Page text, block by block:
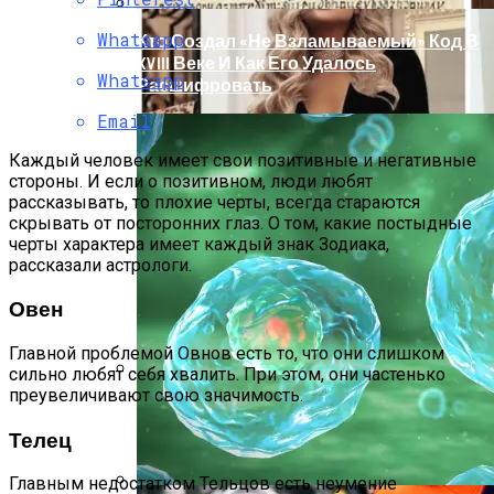
Раскрась Свой Год: Какой Цвет
Принесет Тебе Успех В 2026 Году По
Знаку Зодиака
Кто Создал «не Взламываемый» Код В
XVIII Веке И Как Его Удалось
Расшифровать
Whatsapp
Whatsapp
Email
Каждый человек имеет свои позитивные и негативные
стороны. И если о позитивном, люди любят
рассказывать, то плохие черты, всегда стараются
скрывать от посторонних глаз. О том, какие постыдные
черты характера имеет каждый знак Зодиака,
рассказали астрологи.
Овен
Главной проблемой Овнов есть то, что они слишком
сильно любят себя хвалить. При этом, они частенько
преувеличивают свою значимость.
Телец
Главным недостатком Тельцов есть неумение